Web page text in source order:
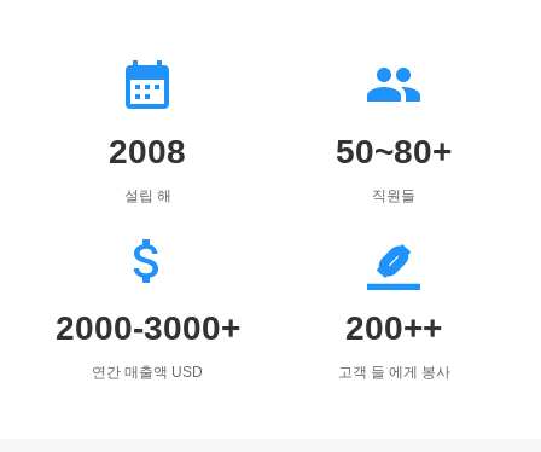
2008
설립 해
50~80+
직원들
2000-3000+
연간 매출액 USD
200++
고객 들 에게 봉사